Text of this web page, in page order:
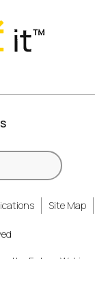
Site Map
the Future